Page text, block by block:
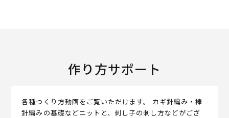
作り方サポート
各種つくり方動画をご覧いただけます。 カギ針編み・棒
針編みの基礎などニットと、刺し子の刺し方などがござ